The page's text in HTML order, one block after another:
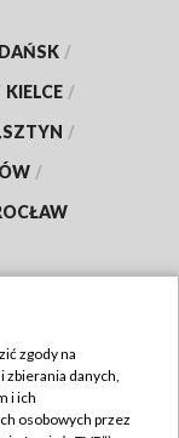
/
KIELCE /
/
/
zgody na
zbierania danych,
i ich
osobowych przez